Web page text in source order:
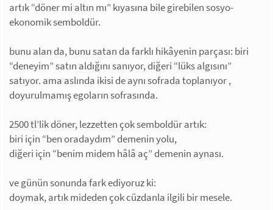
artık “döner mi altın mı” kıyasına bile girebilen sosyo-
ekonomik semboldür.
bunu alan da, bunu satan da farklı hikâyenin parçası: biri
“deneyim” satın aldığını sanıyor, diğeri “lüks algısını”
satıyor. ama aslında ikisi de aynı sofrada toplanıyor ,
doyurulmamış egoların sofrasında.
2500 tl’lik döner, lezzetten çok semboldür artık:
biri için “ben oradaydım” demenin yolu,
diğeri için “benim midem hâlâ aç” demenin aynası.
ve günün sonunda fark ediyoruz ki:
doymak, artık mideden çok cüzdanla ilgili bir mesele.